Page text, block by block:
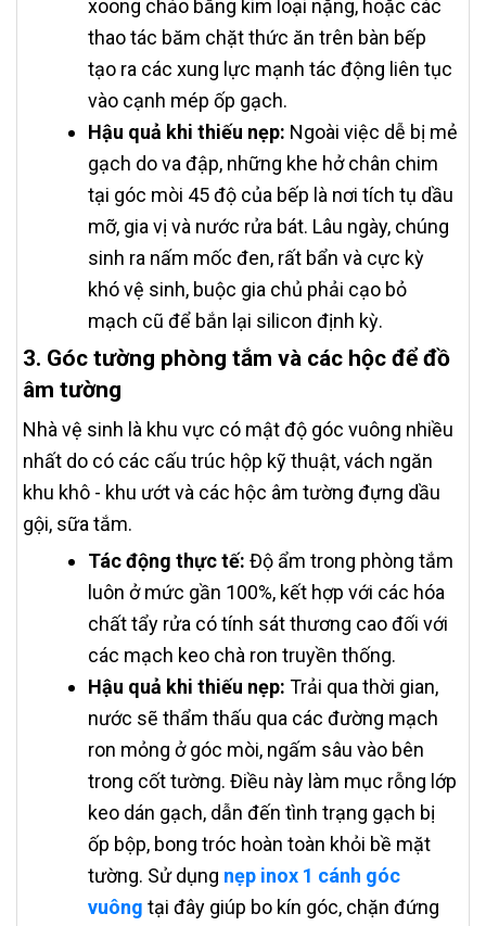
xoong chảo bằng kim loại nặng, hoặc các
thao tác băm chặt thức ăn trên bàn bếp
tạo ra các xung lực mạnh tác động liên tục
vào cạnh mép ốp gạch.
Hậu quả khi thiếu nẹp: Ngoài việc dễ bị mẻ
gạch do va đập, những khe hở chân chim
tại góc mòi 45 độ của bếp là nơi tích tụ dầu
mỡ, gia vị và nước rửa bát. Lâu ngày, chúng
sinh ra nấm mốc đen, rất bẩn và cực kỳ
khó vệ sinh, buộc gia chủ phải cạo bỏ
mạch cũ để bắn lại silicon định kỳ.
3. Góc tường phòng tắm và các hộc để đồ
âm tường
Nhà vệ sinh là khu vực có mật độ góc vuông nhiều
nhất do có các cấu trúc hộp kỹ thuật, vách ngăn
khu khô - khu ướt và các hộc âm tường đựng dầu
gội, sữa tắm.
Tác động thực tế: Độ ẩm trong phòng tắm
luôn ở mức gần 100%, kết hợp với các hóa
chất tẩy rửa có tính sát thương cao đối với
các mạch keo chà ron truyền thống.
Hậu quả khi thiếu nẹp: Trải qua thời gian,
nước sẽ thẩm thấu qua các đường mạch
ron mỏng ở góc mòi, ngấm sâu vào bên
trong cốt tường. Điều này làm mục rỗng lớp
keo dán gạch, dẫn đến tình trạng gạch bị
ốp bộp, bong tróc hoàn toàn khỏi bề mặt
tường. Sử dụng nẹp inox 1 cánh góc
vuông tại đây giúp bo kín góc, chặn đứng